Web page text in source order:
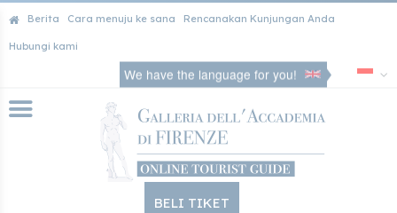
Berita Cara menuju ke sana Rencanakan Kunjungan Anda
Hubungi kami
We have the language for you!
BELI TIKET